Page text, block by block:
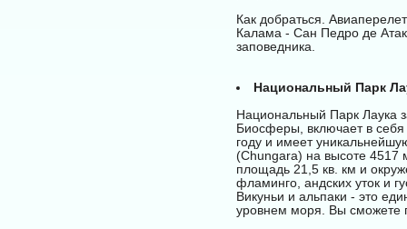
Как добраться.
Калама - Сан Педро де
заповедника.
Национальный Парк
Национальный Парк Лаука
Биосферы, включает в себя
году и имеет
(Chungara) на высоте 4517
площадь 21,5 кв. км и
фламинго, андских уток и
Викуньи и альпаки - это
уровнем моря. Вы сможете